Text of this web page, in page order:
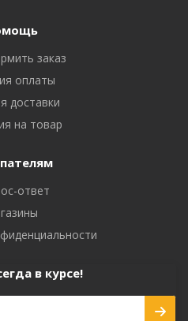
заказ
оплаты
доставки
на товар
ответ
в курсе!